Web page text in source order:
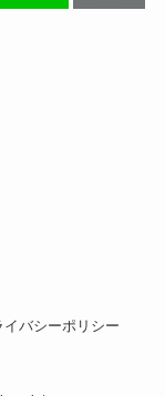
イバシーポリシー